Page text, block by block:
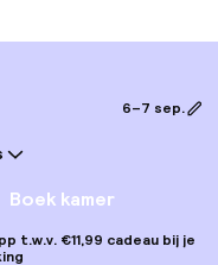
6–7 sep.
Boek kamer
t.w.v. €11,99 cadeau bij je